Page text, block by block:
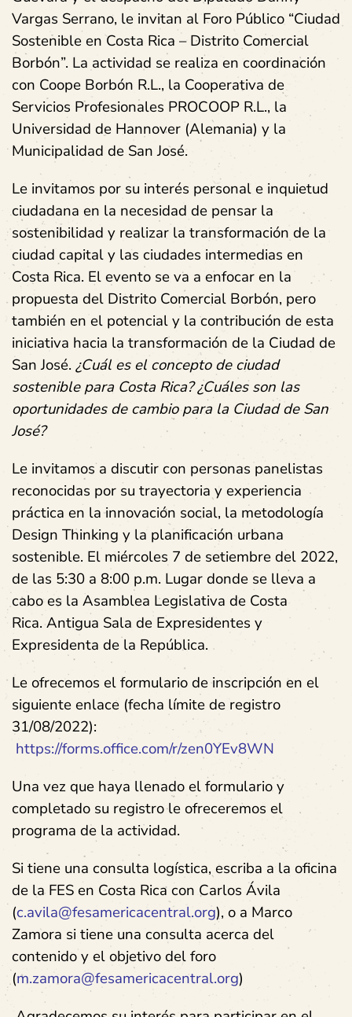
Vargas Serrano, le invitan al Foro Público “Ciudad
Sostenible en Costa Rica – Distrito Comercial
Borbón”. La actividad se realiza en coordinación
con Coope Borbón R.L., la Cooperativa de
Servicios Profesionales PROCOOP R.L., la
Universidad de Hannover (Alemania) y la
Municipalidad de San José.
Le invitamos por su interés personal e inquietud
ciudadana en la necesidad de pensar la
sostenibilidad y realizar la transformación de la
ciudad capital y las ciudades intermedias en
Costa Rica. El evento se va a enfocar en la
propuesta del Distrito Comercial Borbón, pero
también en el potencial y la contribución de esta
iniciativa hacia la transformación de la Ciudad de
San José. ¿Cuál es el concepto de ciudad
sostenible para Costa Rica? ¿Cuáles son las
oportunidades de cambio para la Ciudad de San
José?
Le invitamos a discutir con personas panelistas
reconocidas por su trayectoria y experiencia
práctica en la innovación social, la metodología
Design Thinking y la planificación urbana
sostenible. El miércoles 7 de setiembredel 2022,
de las 5:30 a 8:00 p.m. Lugar donde se lleva a
cabo es la Asamblea Legislativa de Costa
Rica.Antigua Sala de Expresidentes y
Expresidenta de la República.
Le ofrecemos el formulario de inscripción en el
siguiente enlace (fecha límite de registro
31/08/2022):
https://forms.office.com/r/zen0YEv8WN
Una vez que haya llenado el formulario y
completado su registro le ofreceremos el
programa de la actividad.
Si tiene una consulta logística, escriba a la oficina
de la FES en Costa Rica con Carlos Ávila
(c.avila@fesamericacentral.org), o a Marco
Zamora si tiene una consulta acerca del
contenido y el objetivo del foro
(m.zamora@fesamericacentral.org)